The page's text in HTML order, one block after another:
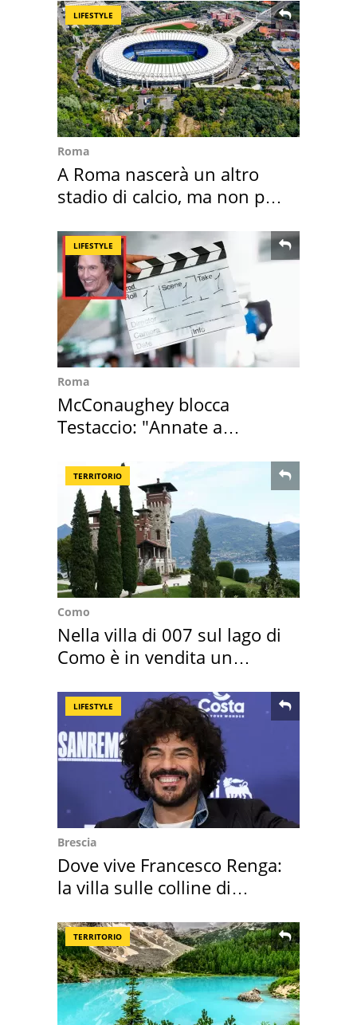
LIFESTYLE
Roma
A Roma nascerà un altro
stadio di calcio, ma non per
LIFESTYLE
Roma
McConaughey blocca
Testaccio: "Annate a
TERRITORIO
Como
Nella villa di 007 sul lago di
Como è in vendita un
LIFESTYLE
Brescia
Dove vive Francesco Renga:
la villa sulle colline di
TERRITORIO